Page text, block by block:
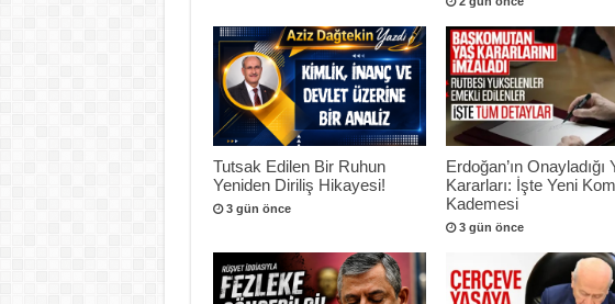
Tutsak Edilen Bir Ruhun
Yeniden Diriliş Hikayesi!
3 gün önce
Erdoğan’ın Onayladığı
Kararları: İşte Yeni
Kademesi
3 gün önce